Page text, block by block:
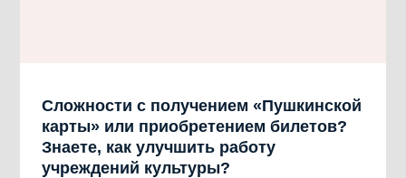
Сложности с получением «Пушкинской
карты» или приобретением билетов?
Знаете, как улучшить работу
учреждений культуры?